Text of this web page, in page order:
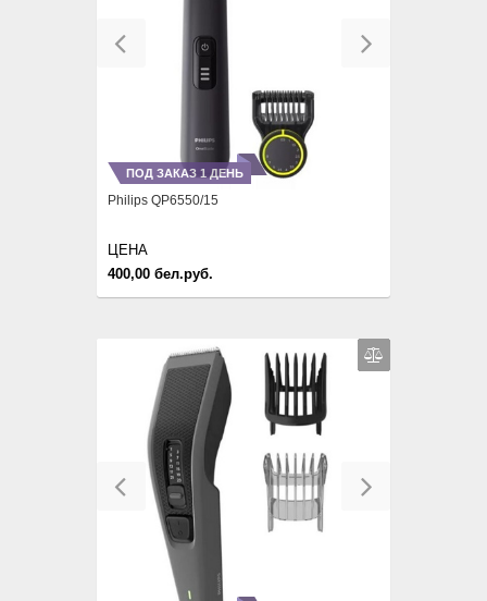
Previous
ПОД ЗАКАЗ 1 ДЕНЬ
Philips QP6550/15
400,00 бел.руб.
ЦЕНА
Previous